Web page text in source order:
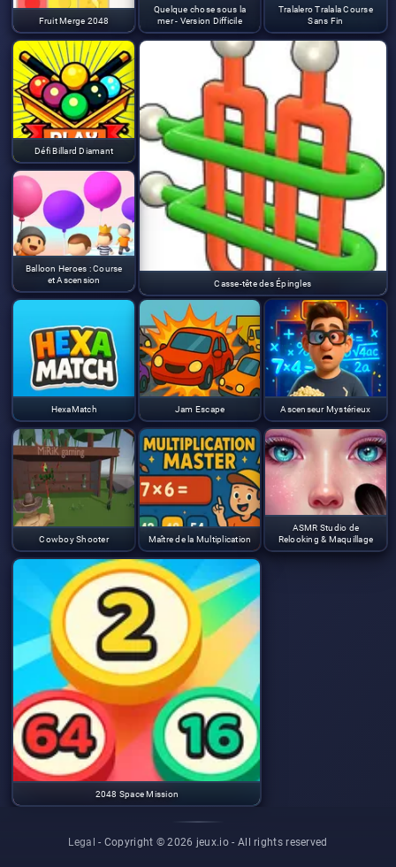
Fruit Merge 2048
Quelque chose sous la
mer - Version Difficile
Tralalero Tralala Course
Sans Fin
Défi Billard Diamant
Casse-tête des Épingles
Balloon Heroes : Course
et Ascension
HexaMatch Jam Escape Ascenseur Mystérieux
Cowboy Shooter Maître de la Multiplication
ASMR Studio de
Relooking & Maquillage
2048 Space Mission
Legal - Copyright © 2026 jeux.io - All rights reserved